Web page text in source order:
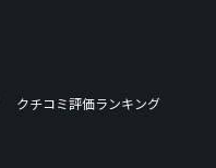
クチコミ評価ランキング